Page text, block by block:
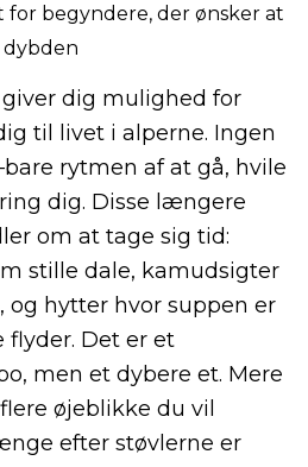
for begyndere, der ønsker at
dybden
dig mulighed for
til livet i alperne. Ingen
rytmen af at gå, hvile
dig. Disse længere
om at tage sig tid:
stille dale, kamudsigter
og hytter hvor suppen er
flyder. Det er et
men et dybere et. Mere
øjeblikke du vil
efter støvlerne er